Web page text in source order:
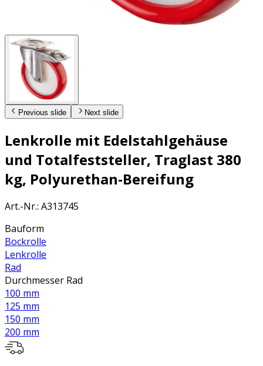
Previous slide Next slide
Lenkrolle mit Edelstahlgehäuse
und Totalfeststeller, Traglast 380
kg, Polyurethan-Bereifung
Art.-Nr.: A313745
Bauform
Bockrolle
Lenkrolle
Rad
Durchmesser Rad
100 mm
125 mm
150 mm
200 mm